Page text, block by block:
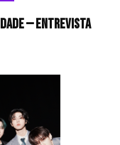
— Entrevista